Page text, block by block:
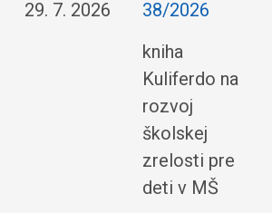
29. 7. 2026
38/2026
kniha
Kuliferdo na
rozvoj
školskej
zrelosti pre
deti v MŠ